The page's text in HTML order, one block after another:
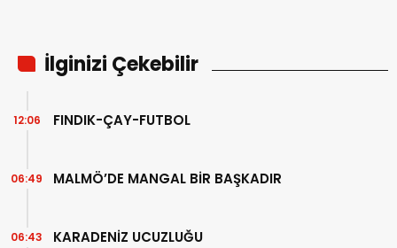
İlginizi Çekebilir
FINDIK-ÇAY-FUTBOL
12:06
MALMÖ’DE MANGAL BİR BAŞKADIR
06:49
KARADENİZ UCUZLUĞU
06:43